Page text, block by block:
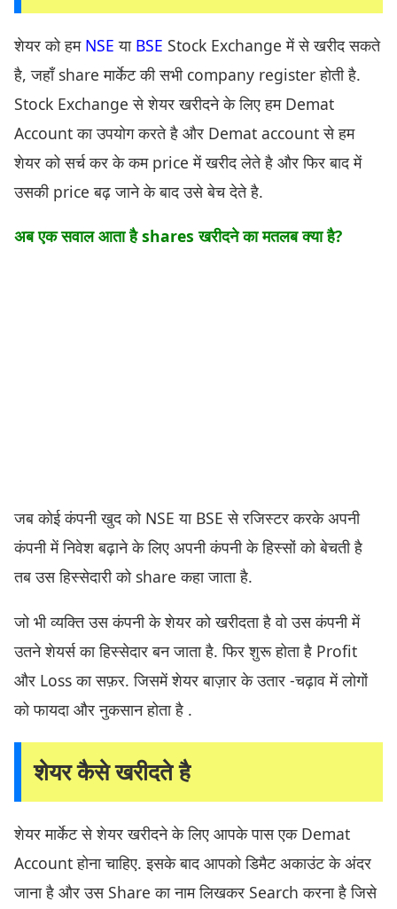
शेयर को हम NSE या BSE Stock Exchange में से खरीद सकते
है, जहाँ share मार्केट की सभी company register होती है.
Stock Exchange से शेयर खरीदने के लिए हम Demat
Account का उपयोग करते है और Demat account से हम
शेयर को सर्च कर के कम price में खरीद लेते है और फिर बाद में
उसकी price बढ़ जाने के बाद उसे बेच देते है.
अब एक सवाल आता हैshares खरीदने का मतलब क्या है?
जब कोई कंपनी खुद को NSE या BSE से रजिस्टर करके अपनी
कंपनी में निवेश बढ़ाने के लिए अपनी कंपनी के हिस्सों को बेचती है
तब उस हिस्सेदारी को share कहा जाता है.
जो भी व्यक्ति उस कंपनी के शेयर को खरीदता है वो उस कंपनी में
उतने शेयर्स का हिस्सेदार बन जाता है. फिर शुरू होता है Profit
और Loss का सफ़र. जिसमें शेयर बाज़ार के उतार -चढ़ाव में लोगों
को फायदा और नुकसान होता है .
शेयर कैसे खरीदते है
शेयर मार्केट से शेयर खरीदने के लिए आपके पास एक Demat
Account होना चाहिए. इसके बाद आपको डिमैट अकाउंट के अंदर
जाना है और उस Share का नाम लिखकर Search करना है जिसे